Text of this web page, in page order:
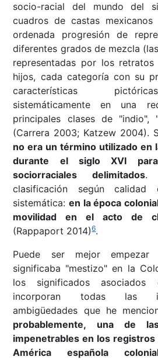
socio-racial del mundo del
cuadros de castas
ordenada progresión de
diferentes grados de mezcla
representadas por los
hijos, cada categoría con su
características
sistemáticamente en una
principales clases de "indio",
(Carrera 2003; Katzew 2004).
no era un término utilizado en
durante el siglo XVI
sociorraciales delimitados.
clasificación según
sistemática:en la época
movilidad en el acto de
(Rappaport 2014)6.
Puede ser mejor
significaba "mestizo" en la
los significados
incorporan todas las
ambigüedades que he
probablemente, una de
impenetrables en los registros
América española